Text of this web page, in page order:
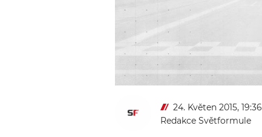
24. Květen 2015, 19:36
Redakce Světformule